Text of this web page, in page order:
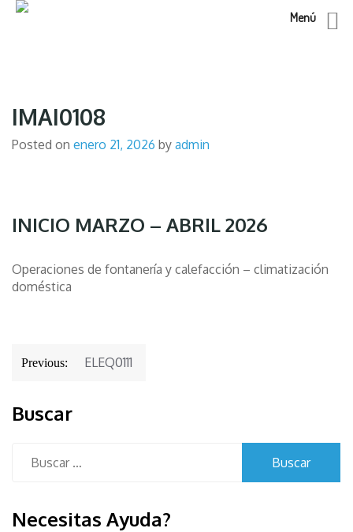
IMAI0108
Posted on enero 21, 2026 by admin
INICIO MARZO – ABRIL 2026
Operaciones de fontanería y calefacción – climatización
doméstica
Navegación
entradas
Previous: ELEQ0111
Buscar
Necesitas Ayuda?
Menú